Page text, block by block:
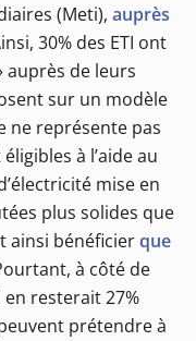
(Meti), auprès
30% des ETI ont
auprès de leurs
sur un modèle
ne représente pas
à l’aide au
mise en
plus solides que
ainsi bénéficierque
à côté de
en resterait 27%
prétendre à